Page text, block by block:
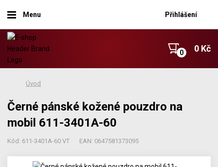
Menu Přihlášení
0 Kč
Úvod
Černé pánské kožené pouzdro na
mobil 611-3401A-60
Kód: 611-3401A-60 VT EAN: 0647581373095